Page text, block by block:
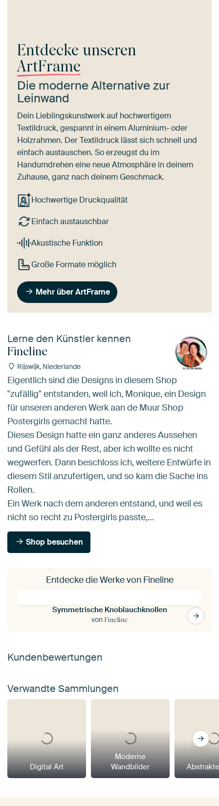
Entdecke unseren
ArtFrame
Die moderne Alternative zur
Leinwand
Dein Lieblingskunstwerk auf hochwertigem
Textildruck, gespannt in einem Aluminium- oder
Holzrahmen. Der Textildruck lässt sich schnell und
einfach austauschen. So erzeugst du im
Handumdrehen eine neue Atmosphäre in deinem
Zuhause, ganz nach deinem Geschmack.
Hochwertige Druckqualität
Einfach austauschbar
Akustische Funktion
Große Formate möglich
Mehr über ArtFrame
Lerne den Künstler kennen
Fineline
Rijswijk, Niederlande
Eigentlich sind die Designs in diesem Shop
"zufällig" entstanden, weil ich, Monique, ein Design
für unseren anderen Werk aan de Muur Shop
Postergirls gemacht hatte.
Dieses Design hatte ein ganz anderes Aussehen
und Gefühl als der Rest, aber ich wollte es nicht
wegwerfen. Dann beschloss ich, weitere Entwürfe in
diesem Stil anzufertigen, und so kam die Sache ins
Rollen.
Ein Werk nach dem anderen entstand, und weil es
nicht so recht zu Postergirls passte,…
Shop besuchen
Entdecke die Werke von Fineline
Symmetrische Knoblauchknollen
von Fineline
Kundenbewertungen
Verwandte Sammlungen
Digital Art
Moderne
Wandbilder